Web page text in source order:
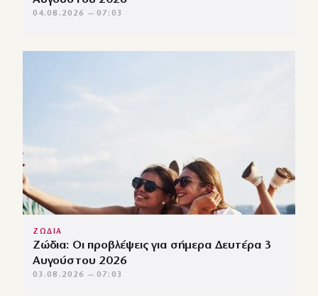
04.08.2026 — 07:03
ΖΩΔΙΑ
Ζώδια: Οι προβλέψεις για σήμερα Δευτέρα 3
Αυγούστου 2026
03.08.2026 — 07:03